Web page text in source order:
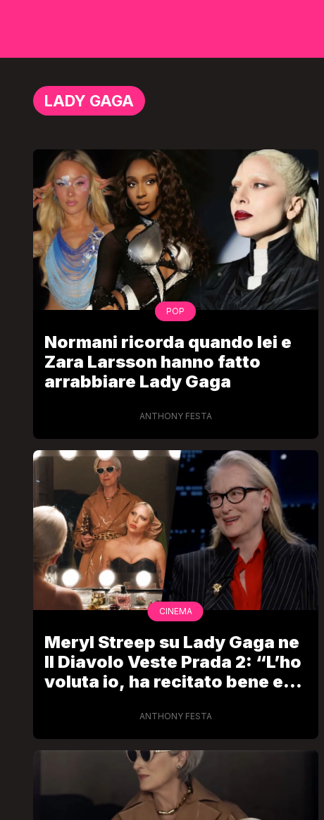
LADY GAGA
POP
Normani ricorda quando lei e
Zara Larsson hanno fatto
arrabbiare Lady Gaga
ANTHONY FESTA
CINEMA
Meryl Streep su Lady Gaga ne
Il Diavolo Veste Prada 2: “L’ho
voluta io, ha recitato bene e
esibizione”ANTHONY FESTA
Bambola Star, la festa di
compleanno con tutte le